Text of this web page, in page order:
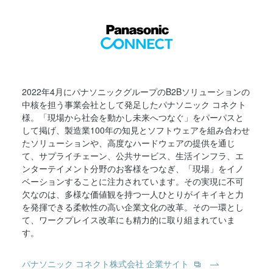
中核を担う事業会社として発足したパナソニック コネクト
様。「現場から社会を動かし未来へつなぐ」をパーパスと
して掲げ、製造業100年の知見とソフトウェアを組み合わせ
たソリューションや、高度なハードウェアの提供を通じ
て、サプライチェーン、公共サービス、生活インフラ、エ
ンターテイメント分野のお客様をつなぎ、「現場」をイノ
ベーションすることに注力されています。その実現に不可
欠なのは、多様な価値観を持つ一人ひとりがイキイキと力
を発揮できる柔軟性の高い企業文化の改革。その一環とし
て、ワークプレイス改革にも精力的に取り組まれていま
す。